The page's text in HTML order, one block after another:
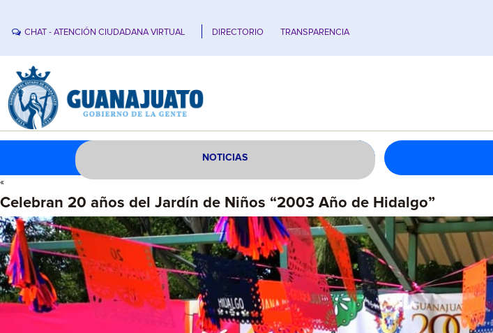
CHAT - ATENCIÓN CIUDADANA VIRTUAL DIRECTORIO TRANSPARENCIA
NOTICIAS
«
Celebran 20 años del Jardín de Niños “2003 Año de Hidalgo”